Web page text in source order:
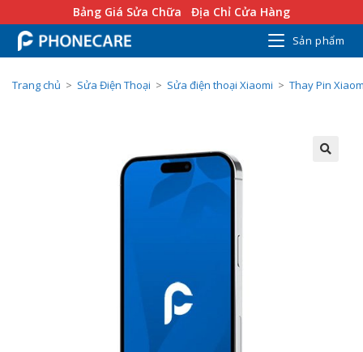
Bảng Giá Sửa Chữa Địa Chỉ Cửa Hàng
Sản phẩm
Trang chủ > Sửa Điện Thoại > Sửa điện thoại Xiaomi > Thay Pin